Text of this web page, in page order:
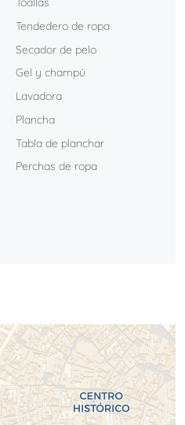
Tendedero de ropa
Secador de pelo
Gel y champú
Lavadora
Plancha
Tabla de planchar
Perchas de ropa